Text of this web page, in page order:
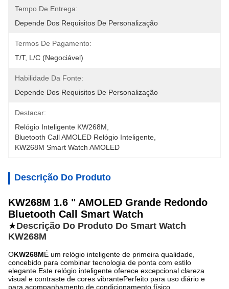
Tempo De Entrega:
Depende Dos Requisitos De Personalização
Termos De Pagamento:
T/T, L/C (negociável)
Habilidade Da Fonte:
Depende Dos Requisitos De Personalização
Destacar:
Relógio Inteligente KW268M
Bluetooth Call AMOLED Relógio Inteligente
KW268M Smart Watch AMOLED
Descrição Do Produto
KW268M 1.6 " AMOLED Grande Redondo
Bluetooth Call Smart Watch
★Descrição Do Produto Do Smart Watch
KW268M
OKW268MÉ um relógio inteligente de primeira qualidade,
concebido para combinar tecnologia de ponta com estilo
elegante.Este relógio inteligente oferece excepcional clareza
visual e contraste de cores vibrantePerfeito para uso diário e
para acompanhamento de condicionamento físico.